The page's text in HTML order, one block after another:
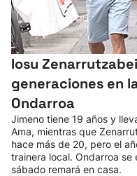
Iosu
generaciones en
Ondarroa
Jimeno tiene 19 años y
Ama, mientras que
hace más de 20, pero el
trainera local. Ondarroa
sábado remará en casa.